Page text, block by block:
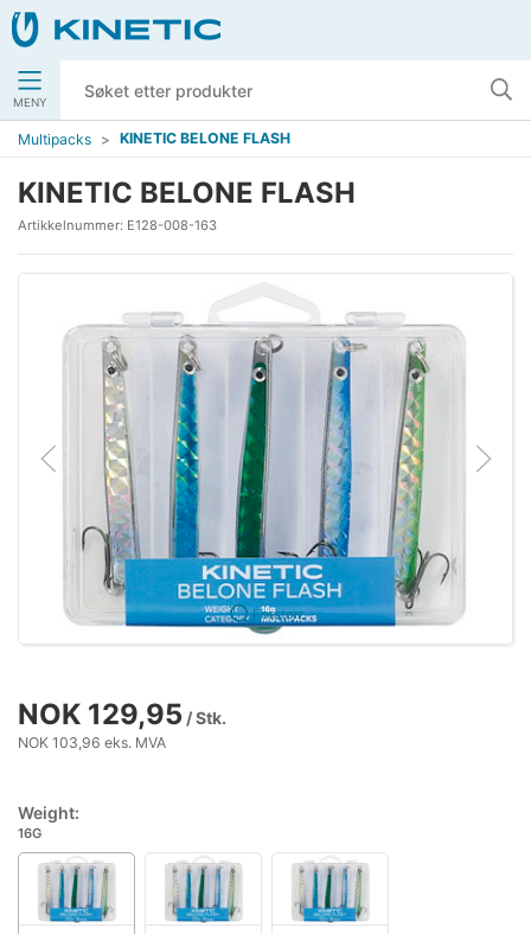
MENY
Multipacks KINETIC BELONE FLASH
KINETIC BELONE FLASH
Artikkelnummer: E128-008-163
Forstørr
NOK 129,95 / Stk.
NOK 103,96 eks. MVA
Weight:
16G